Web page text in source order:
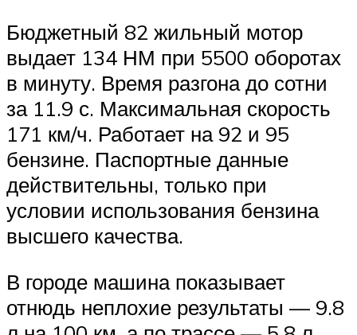
Бюджетный 82 жильный мотор
выдает 134 НМ при 5500 оборотах
в минуту. Время разгона до сотни
за 11.9 с. Максимальная скорость
171 км/ч. Работает на 92 и 95
бензине. Паспортные данные
действительны, только при
условии использования бензина
высшего качества.
В городе машина показывает
отнюдь неплохие результаты — 9.8